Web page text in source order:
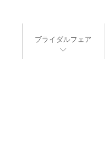
ブライダルフェア